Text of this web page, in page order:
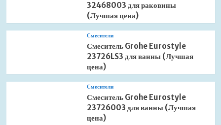
32468003 для раковины
(Лучшая цена)
Смесители
Смеситель Grohe Eurostyle
23726LS3 для ванны (Лучшая
цена)
Смесители
Смеситель Grohe Eurostyle
23726003 для ванны (Лучшая
цена)